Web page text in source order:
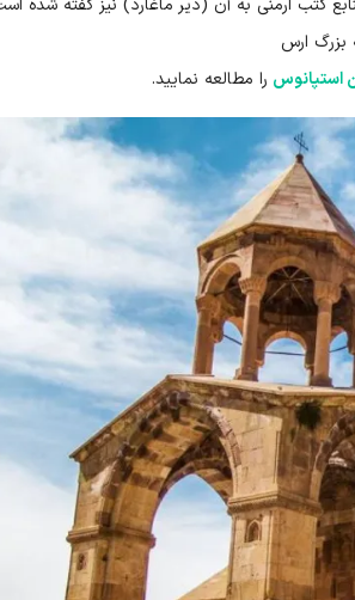
کتب ارمنی به آن (دیر ماغارد) نیز گفته شده
استپانوس را مطالعه نمایید.